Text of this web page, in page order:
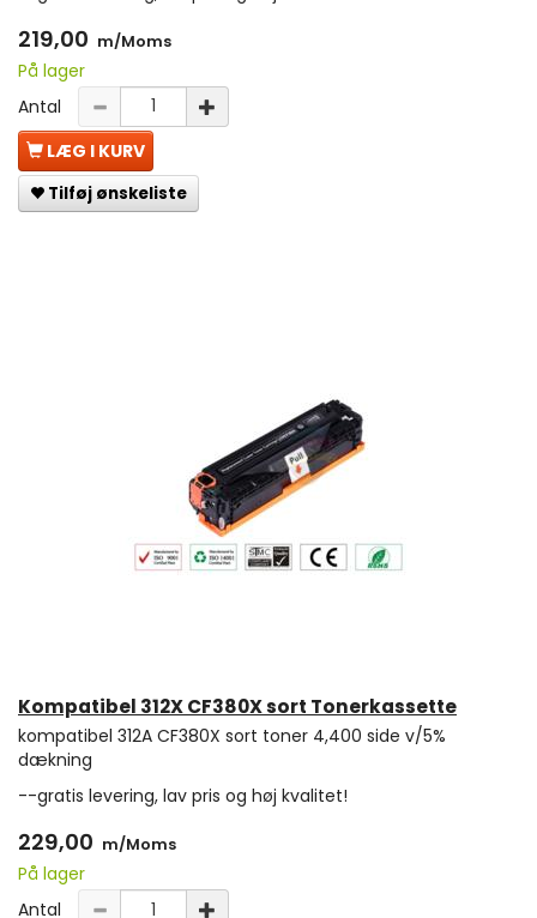
219,00 m/Moms
På lager
Antal
LÆG I KURV
Tilføj ønskeliste
Kompatibel 312X CF380X sort Tonerkassette
kompatibel 312A CF380X sort toner 4,400 side v/5%
dækning
--gratis levering, lav pris og høj kvalitet!
229,00 m/Moms
På lager
Antal